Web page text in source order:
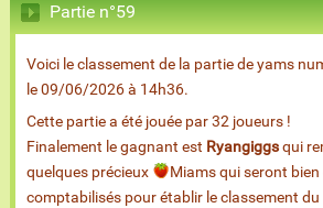
Partie n°59
Voici le classement de la partie de yams
le 09/06/2026 à 14h36.
Cette partie a été jouée par 32 joueurs !
Finalement le gagnant est Ryangiggsqui
quelques précieux
Miams qui seront
comptabilisés pour établir le classement du